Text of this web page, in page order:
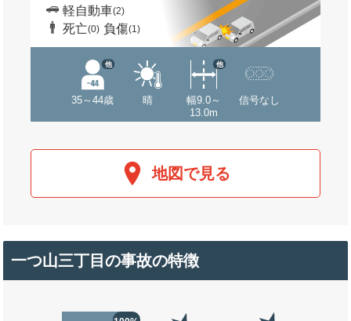
軽自動車(2)
死亡(0) 負傷(1)
35～44歳
他
晴
幅9.0～
13.0m
他
信号なし
地図で見る
一つ山三丁目の事故の特徴